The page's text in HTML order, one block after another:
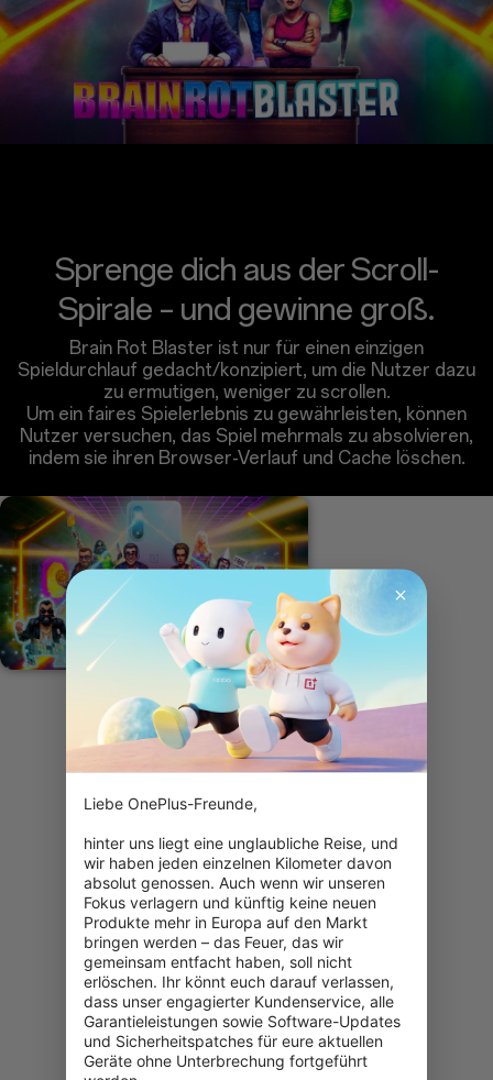
Sprenge dich aus der Scroll-
Spirale – und gewinne groß.
Brain Rot Blaster ist nur für einen einzigen
Spieldurchlauf gedacht/konzipiert, um die Nutzer dazu
zu ermutigen, weniger zu scrollen.
Um ein faires Spielerlebnis zu gewährleisten, können
Nutzer versuchen, das Spiel mehrmals zu absolvieren,
indem sie ihren Browser-Verlauf und Cache löschen.
Loading…
0%
Liebe OnePlus-Freunde,
hinter uns liegt eine unglaubliche Reise, und
wir haben jeden einzelnen Kilometer davon
absolut genossen. Auch wenn wir unseren
Fokus verlagern und künftig keine neuen
Produkte mehr in Europa auf den Markt
bringen werden – das Feuer, das wir
gemeinsam entfacht haben, soll nicht
erlöschen. Ihr könnt euch darauf verlassen,
dass unser engagierter Kundenservice, alle
Garantieleistungen sowie Software-Updates
und Sicherheitspatches für eure aktuellen
Geräte ohne Unterbrechung fortgeführt